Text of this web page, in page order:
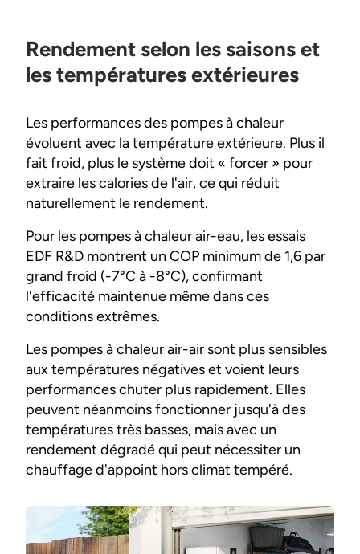
Rendement selon les saisons et
les températures extérieures
Les performances des pompes à chaleur
évoluent avec la température extérieure. Plus il
fait froid, plus le système doit « forcer » pour
extraire les calories de l'air, ce qui réduit
naturellement le rendement.
Pour les pompes à chaleur air-eau, les essais
EDF R&D montrent un COP minimum de 1,6 par
grand froid (-7°C à -8°C), confirmant
l'efficacité maintenue même dans ces
conditions extrêmes.
Les pompes à chaleur air-air sont plus sensibles
aux températures négatives et voient leurs
performances chuter plus rapidement. Elles
peuvent néanmoins fonctionner jusqu'à des
températures très basses, mais avec un
rendement dégradé qui peut nécessiter un
chauffage d'appoint hors climat tempéré.